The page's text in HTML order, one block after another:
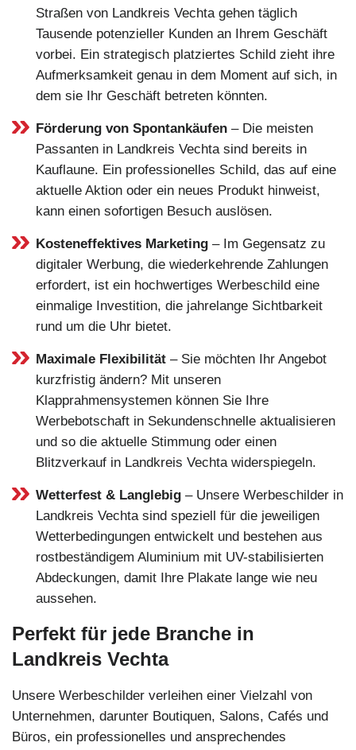
Straßen von Landkreis Vechta gehen täglich
Tausende potenzieller Kunden an Ihrem Geschäft
vorbei. Ein strategisch platziertes Schild zieht ihre
Aufmerksamkeit genau in dem Moment auf sich, in
dem sie Ihr Geschäft betreten könnten.
Förderung von Spontankäufen – Die meisten
Passanten in Landkreis Vechta sind bereits in
Kauflaune. Ein professionelles Schild, das auf eine
aktuelle Aktion oder ein neues Produkt hinweist,
kann einen sofortigen Besuch auslösen.
Kosteneffektives Marketing – Im Gegensatz zu
digitaler Werbung, die wiederkehrende Zahlungen
erfordert, ist ein hochwertiges Werbeschild eine
einmalige Investition, die jahrelange Sichtbarkeit
rund um die Uhr bietet.
Maximale Flexibilität – Sie möchten Ihr Angebot
kurzfristig ändern? Mit unseren
Klapprahmensystemen können Sie Ihre
Werbebotschaft in Sekundenschnelle aktualisieren
und so die aktuelle Stimmung oder einen
Blitzverkauf in Landkreis Vechta widerspiegeln.
Wetterfest & Langlebig – Unsere Werbeschilder in
Landkreis Vechta sind speziell für die jeweiligen
Wetterbedingungen entwickelt und bestehen aus
rostbeständigem Aluminium mit UV-stabilisierten
Abdeckungen, damit Ihre Plakate lange wie neu
aussehen.
Perfekt für jede Branche in
Landkreis Vechta
Unsere Werbeschilder verleihen einer Vielzahl von
Unternehmen, darunter Boutiquen, Salons, Cafés und
Büros, ein professionelles und ansprechendes